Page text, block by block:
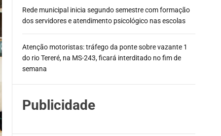
Rede municipal inicia segundo semestre com formação
dos servidores e atendimento psicológico nas escolas
Atenção motoristas: tráfego da ponte sobre vazante 1
do rio Tereré, na MS-243, ficará interditado no fim de
semana
Publicidade